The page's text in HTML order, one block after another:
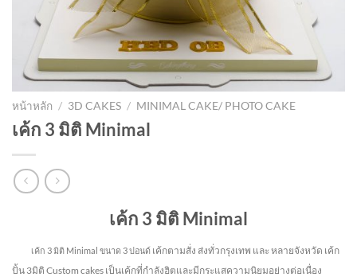
หน้าหลัก / 3D CAKES / MINIMAL CAKE/ PHOTO CAKE
เค้ก 3 มิติ Minimal
เค้ก 3 มิติ Minimal
เค้ก 3 มิติ Minimal ขนาด 3 ปอนด์ เค้กตามสั่ง ส่งทั่วกรุงเทพ และ หลายจังหวัด เค้ก
ปั้น 3มิติ Custom cakes เป็นเค้กที่กำลังฮิตและมีกระแสความนิยมอย่างต่อเนื่อง